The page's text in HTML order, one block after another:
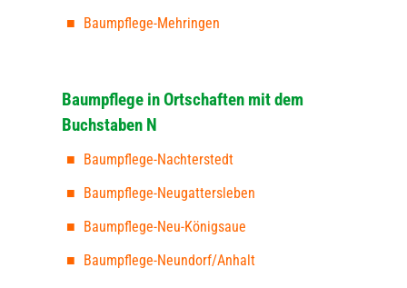
Baumpflege-Mehringen
Baumpflege in Ortschaften mit dem
Buchstaben N
Baumpflege-Nachterstedt
Baumpflege-Neugattersleben
Baumpflege-Neu-Königsaue
Baumpflege-Neundorf/Anhalt